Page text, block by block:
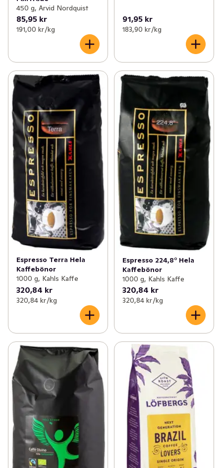
450 g, Arvid Nordquist
85,95 kr
191,00 kr /kg
91,95 kr
183,90 kr /kg
Espresso Terra Hela
Kaffebönor
1000 g, Kahls Kaffe
320,84 kr
320,84 kr /kg
Espresso 224,8° Hela
Kaffebönor
1000 g, Kahls Kaffe
320,84 kr
320,84 kr /kg